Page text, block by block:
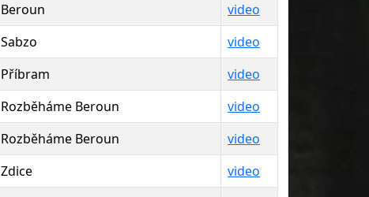
Beroun
video
Sabzo
video
Příbram
video
Rozběháme Beroun
video
Rozběháme Beroun
video
Zdice
video